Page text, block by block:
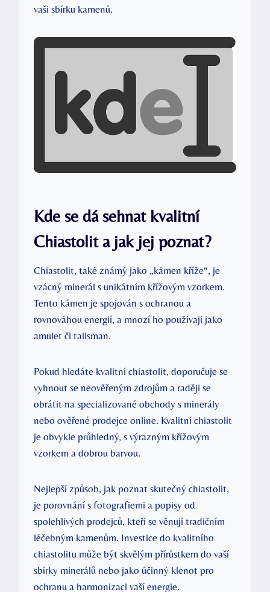
vaši sbírku kamenů.
Kde se dá sehnat kvalitní
Chiastolit a jak jej poznat?
Chiastolit, také známý jako „kámen kříže“, je
vzácný minerál s unikátním křížovým vzorkem.
Tento kámen je spojován s ochranou a
rovnováhou energií, a mnozí ho používají jako
amulet či talisman.
Pokud hledáte kvalitní chiastolit, doporučuje se
vyhnout se neověřeným zdrojům a raději se
obrátit na specializované obchody s minerály
nebo ověřené prodejce online. Kvalitní chiastolit
je obvykle průhledný, s výrazným křížovým
vzorkem a dobrou barvou.
Nejlepší způsob, jak poznat skutečný chiastolit,
je porovnání s fotografiemi a popisy od
spolehlivých prodejců, kteří se věnují tradičním
léčebným kamenům. Investice do kvalitního
chiastolitu může být skvělým přírůstkem do vaší
sbírky minerálů nebo jako účinný klenot pro
ochranu a harmonizaci vaší energie.